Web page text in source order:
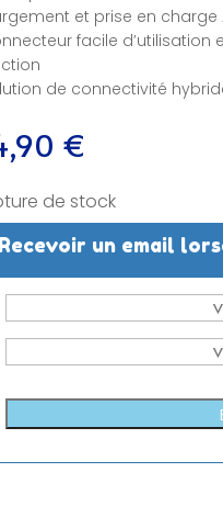
et prise en charge
facile d’utilisation
de connectivité
€
de stock
Recevoir un email